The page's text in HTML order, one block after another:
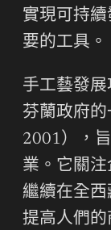
實現可持
要的工具。
手工藝發
芬蘭政府
2001），
業。它關注
繼續在全
提高人們